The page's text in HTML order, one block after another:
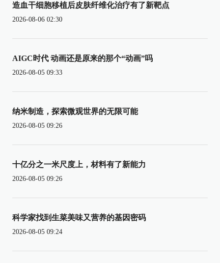
造血干细胞移植后皮肤纤维化治疗有了新靶点
2026-08-06 02:30
AIGC时代 动画还是原来的那个“动画”吗
2026-08-05 09:33
纳米制造，探索微观世界的无限可能
2026-08-05 09:26
十亿分之一米尺度上，材料有了新能力
2026-08-05 09:26
科学家找到生菜美味又营养的基因密码
2026-08-05 09:24